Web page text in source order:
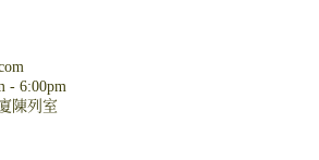
- 6:00pm
陳列室